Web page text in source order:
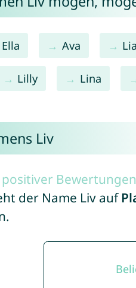
Ella Ava Lia
Lilly Lina
Liv
Bewertungen
der Name Liv auf